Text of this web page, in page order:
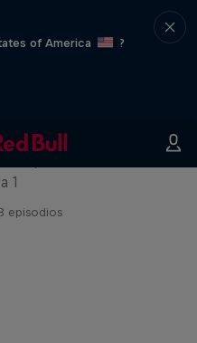
of America
?
Road Trips
1
episodios